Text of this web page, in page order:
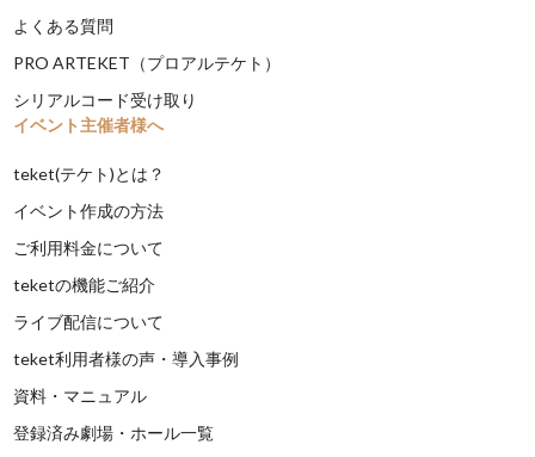
よくある質問
PRO ARTEKET（プロアルテケト）
シリアルコード受け取り
イベント主催者様へ
teket(テケト)とは？
イベント作成の方法
ご利用料金について
teketの機能ご紹介
ライブ配信について
teket利用者様の声・導入事例
資料・マニュアル
登録済み劇場・ホール一覧